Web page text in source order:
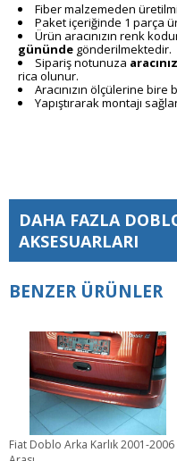
Fiber malzemeden
Paket içeriğinde 1 parça
Ürün aracınızın renk
gününde gönderilmektedir.
Sipariş notunuza
rica olunur.
Aracınızın ölçülerine bire
Yapıştırarak montajı
DAHA FAZLA
AKSESUARLARI
BENZER ÜRÜNLER
Fiat Doblo Arka Karlık 2001-2006